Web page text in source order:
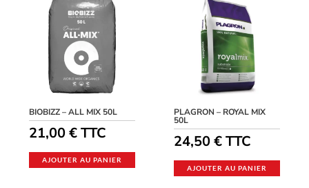
BIOBIZZ – ALL MIX 50L
21,00€ TTC
AJOUTER AU PANIER
PLAGRON – ROYAL MIX
50L
24,50€TTC
AJOUTER AU PANIER